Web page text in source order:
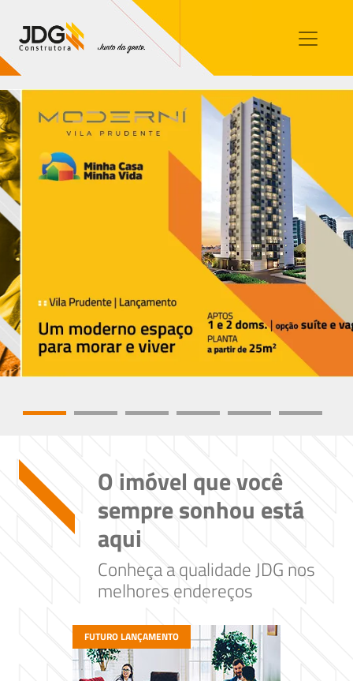
Contato
Sobre nós
Blog
O imóvel que você
sempre sonhou está
aqui
Conheça a qualidade JDG nos
melhores endereços
FUTURO LANÇAMENTO